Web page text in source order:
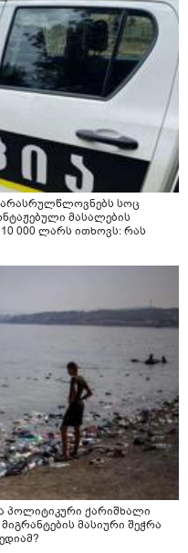
არასრულწლოვნებს სოც
მასალების
000 ლარს ითხოვს: რას
პოლიტიკური ქარიშხალი
მასიური შეჭრა